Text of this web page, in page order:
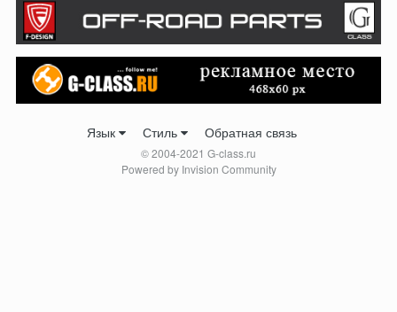
Язык Стиль Обратная связь
© 2004-2021 G-class.ru
Powered by Invision Community